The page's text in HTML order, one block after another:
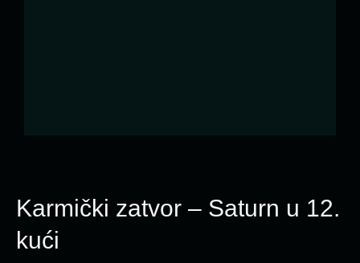
Karmički zatvor – Saturn u 12.
kući